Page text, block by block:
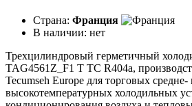
Страна: Франция
В наличии: нет
Трехцилиндровый герметичный
TAG4561Z_F1 T TC R404a,
Tecumseh Europe для торговых средне-
высокотемпературных холодильных